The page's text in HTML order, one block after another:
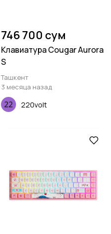
746 700 сум
Клавиатура Cougar Aurora
S
Ташкент
3 месяца назад
220volt